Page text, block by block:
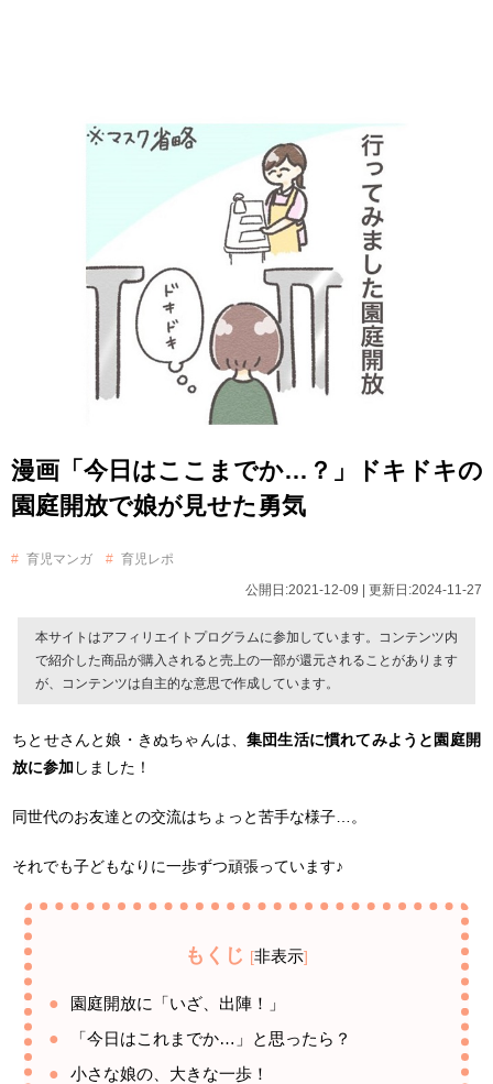
漫画「今日はここまでか…？」ドキドキの
園庭開放で娘が見せた勇気
育児マンガ
育児レポ
公開日:2021-12-09 | 更新日:2024-11-27
本サイトはアフィリエイトプログラムに参加しています。コンテンツ内
で紹介した商品が購入されると売上の一部が還元されることがあります
が、コンテンツは自主的な意思で作成しています。
ちとせさんと娘・きぬちゃんは、集団生活に慣れてみようと園庭開
放に参加しました！
同世代のお友達との交流はちょっと苦手な様子…。
それでも子どもなりに一歩ずつ頑張っています♪
もくじ [非表示]
園庭開放に「いざ、出陣！」
「今日はこれまでか…」と思ったら？
小さな娘の、大きな一歩！